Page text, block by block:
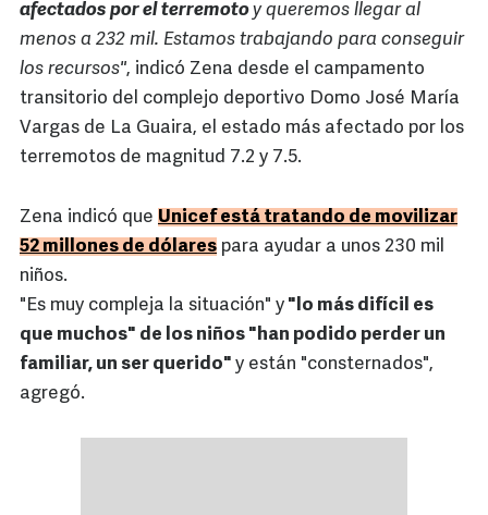
afectados por el terremotoy queremos llegar al
menos a 232 mil. Estamos trabajando para conseguir
los recursos", indicó Zena desde el campamento
transitorio del complejo deportivo Domo José María
Vargas de La Guaira, el estado más afectado por los
terremotos de magnitud 7.2 y 7.5.
Zena indicó que Unicef está tratando de movilizar
52 millones de dólares para ayudar a unos 230 mil
niños.
"Es muy compleja la situación" y "lo más difícil es
que muchos" de los niños "han podido perder un
familiar, un ser querido" y están "consternados",
agregó.